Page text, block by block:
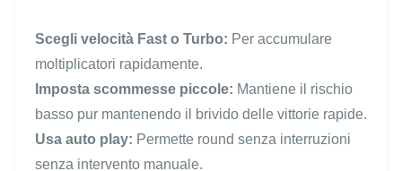
Scegli velocità Fast o Turbo: Per accumulare
moltiplicatori rapidamente.
Imposta scommesse piccole: Mantiene il rischio
basso pur mantenendo il brivido delle vittorie rapide.
Usa auto play: Permette round senza interruzioni
senza intervento manuale.